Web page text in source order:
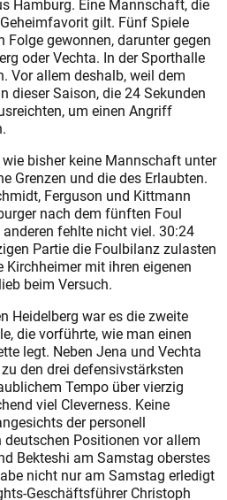
Hamburg. Eine Mannschaft, die
gilt. Fünf Spiele
Folge gewonnen, darunter gegen
oder Vechta. In der Sporthalle
Vor allem deshalb, weil dem
dieser Saison, die 24 Sekunden
um einen Angriff
bisher keine Mannschaft unter
Grenzen und die des Erlaubten.
Ferguson und Kittmann
nach dem fünften Foul
fehlte nicht viel. 30:24
Partie die Foulbilanz zulasten
Kirchheimer mit ihren eigenen
beim Versuch.
Heidelberg war es die zweite
die vorführte, wie man einen
legt. Neben Jena und Vechta
den drei defensivstärksten
Tempo über vierzig
viel Cleverness. Keine
der personell
Positionen vor allem
Bekteshi am Samstag oberstes
nicht nur am Samstag erledigt
Geschäftsführer Christoph